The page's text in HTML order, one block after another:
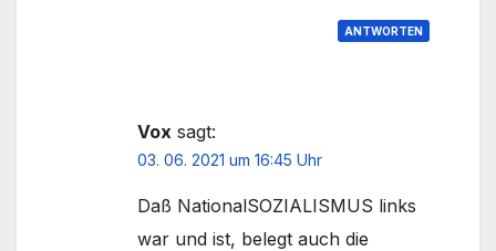
ANTWORTEN
Vox sagt:
03. 06. 2021 um 16:45 Uhr
Daß NationalSOZIALISMUS links
war und ist, belegt auch die